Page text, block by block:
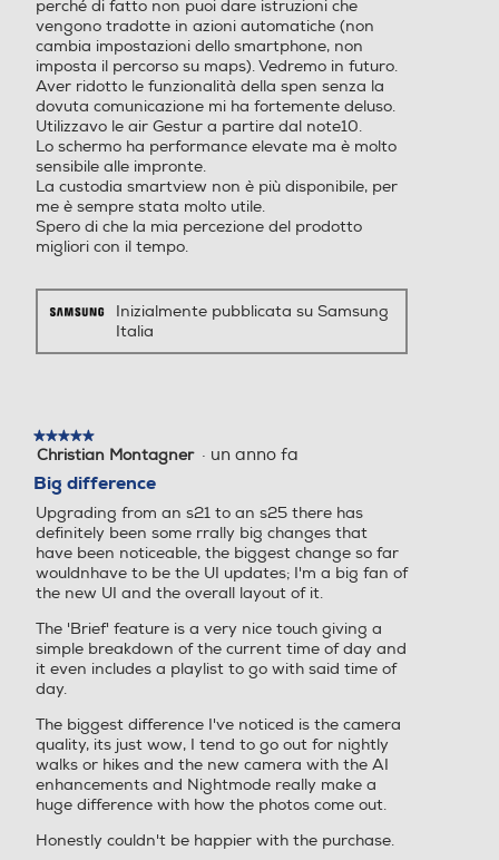
Tastiera touchscreen
Prestazioni
Nuova Classe efficienza energetica
B
Durata della batteria per ciclo (ore:min)
Classe di riparabilità
Classe di riparabilità C
Classe di affidabilità in caso di caduta libera (1 metro)
Classe affidabilità caduta libera A
Indice di protezione - IP
68
Dimensioni - Peso
Altezza-mm
146,9
Galaxy S25 vs S25+
Entra nella nuova era degli
smartphone con il tuo compagno AI
Fotocamera frontale Fotocamera frontale
Megapixel fotocamera fron
tale
tale
Capacità di memoria-GB Capacità di memoria-GB
Tipo di RAM
Espansione memoria-GB Espansione memoria-GB
Tipo di memoria
Bluetooth
Bluetooth 5.4
Bluetooth
Bluetooth 5.0
perché di fatto non puoi dare istruzioni che
vengono tradotte in azioni automatiche (non
cambia impostazioni dello smartphone, non
imposta il percorso su maps). Vedremo in futuro.
Aver ridotto le funzionalità della spen senza la
dovuta comunicazione mi ha fortemente deluso.
Utilizzavo le air Gestur a partire dal note10.
Lo schermo ha performance elevate ma è molto
sensibile alle impronte.
La custodia smartview non è più disponibile, per
me è sempre stata molto utile.
Spero di che la mia percezione del prodotto
migliori con il tempo.
Inizialmente pubblicata su Samsung
Italia
★★★★★
★★★★★
5
5
stelle.
Christian Montagner · un anno fa
Big difference
Upgrading from an s21 to an s25 there has
definitely been some rrally big changes that
have been noticeable, the biggest change so far
wouldnhave to be the UI updates; I'm a big fan of
the new UI and the overall layout of it.
The 'Brief' feature is a very nice touch giving a
simple breakdown of the current time of day and
it even includes a playlist to go with said time of
day.
The biggest difference I've noticed is the camera
quality, its just wow, I tend to go out for nightly
walks or hikes and the new camera with the AI
enhancements and Nightmode really make a
huge difference with how the photos come out.
Honestly couldn't be happier with the purchase.